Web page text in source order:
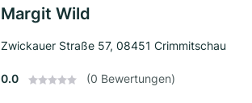
Margit Wild
Zwickauer Straße 57, 08451 Crimmitschau
0.0 (0 Bewertungen)